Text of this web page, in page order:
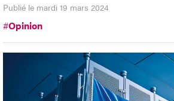
Publié le mardi 19 mars 2024
#Opinion